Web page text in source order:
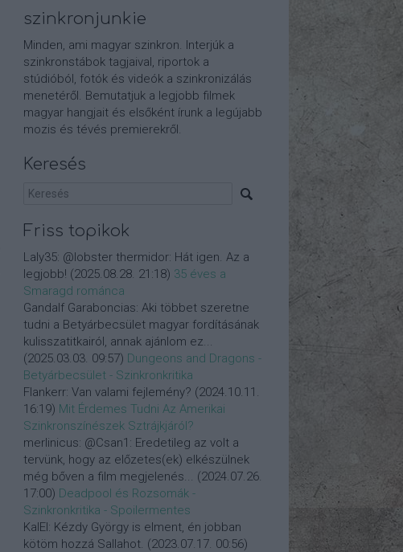
szinkronjunkie
Minden, ami magyar szinkron. Interjúk a
szinkronstábok tagjaival, riportok a
stúdióból, fotók és videók a szinkronizálás
menetéről. Bemutatjuk a legjobb filmek
magyar hangjait és elsőként írunk a legújabb
mozis és tévés premierekről.
Keresés
Friss topikok
Laly35: @lobster thermidor: Hát igen. Az a
legjobb! (2025.08.28. 21:18) 35 éves a
Smaragd románca
Gandalf Garaboncias: Aki többet szeretne
tudni a Betyárbecsület magyar fordításának
kulisszatitkairól, annak ajánlom ez...
(2025.03.03. 09:57) Dungeons and Dragons -
Betyárbecsület - Szinkronkritika
Flankerr: Van valami fejlemény? (2024.10.11.
16:19) Mit Érdemes Tudni Az Amerikai
Szinkronszínészek Sztrájkjáról?
merlinicus: @Csan1: Eredetileg az volt a
tervünk, hogy az előzetes(ek) elkészülnek
még bőven a film megjelenés... (2024.07.26.
17:00) Deadpool és Rozsomák -
Szinkronkritika - Spoilermentes
KalEl: Kézdy György is elment, én jobban
kötöm hozzá Sallahot. (2023.07.17. 00:56)